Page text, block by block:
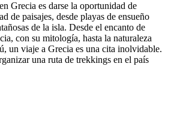
Grecia es darse la oportunidad de
de paisajes, desde playas de ensueño
de la isla. Desde el encanto de
con su mitología, hasta la naturaleza
un viaje a Grecia es una cita inolvidable.
una ruta de trekkings en el país